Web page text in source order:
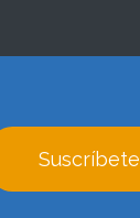
Suscríbete